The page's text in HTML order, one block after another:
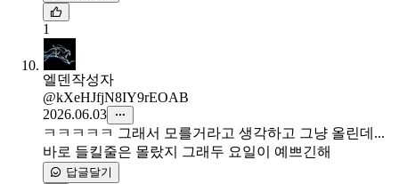
1
엘덴 작성자
@kXeHJfjN8IY9rEOAB
2026.06.03
ㅋㅋㅋㅋㅋ 그래서 모를거라고 생각하고 그냥 올린데...
바로 들킬줄은 몰랐지 그래두 요일이 예쁘긴해
답글달기